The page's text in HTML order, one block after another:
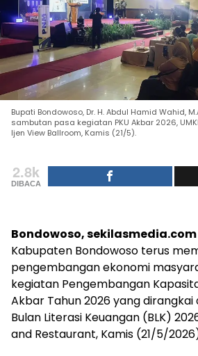
Bupati Bondowoso, Dr. H. Abdul Hamid Wahid,
sambutan pasa kegiatan PKU Akbar 2026,
Ijen View Ballroom, Kamis (21/5).
2.8k
DIBACA
Bondowoso, sekilasmedia.com
Kabupaten Bondowoso terus
pengembangan ekonomi
kegiatan Pengembangan
Akbar Tahun 2026 yang dirangkai
Bulan Literasi Keuangan (BLK)
and Restaurant, Kamis (21/5/